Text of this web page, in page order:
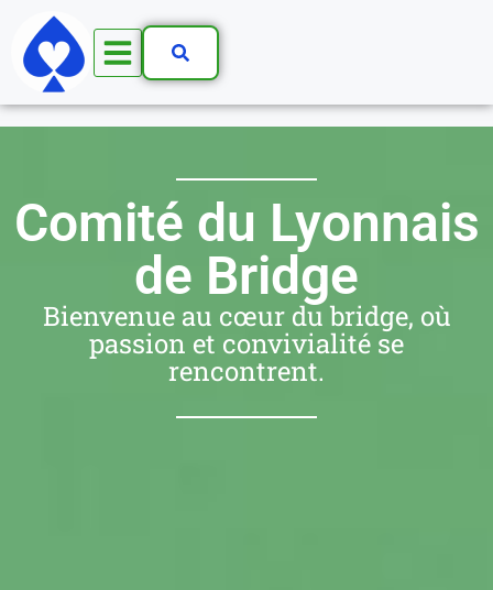
Comité du Lyonnais
de Bridge
Bienvenue au cœur du bridge, où
passion et convivialité se
rencontrent.